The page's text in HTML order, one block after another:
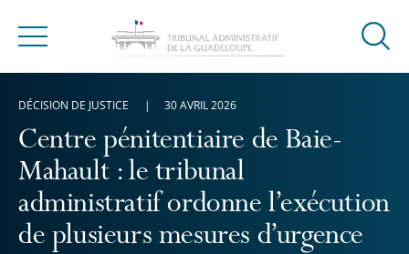
Menu
Ouvrir
Centre pénitentiaire de Baie-
Mahault : le tribunal
administratif ordonne l’exécution
de plusieurs mesures d’urgence
DÉCISION DE JUSTICE 30 AVRIL 2026